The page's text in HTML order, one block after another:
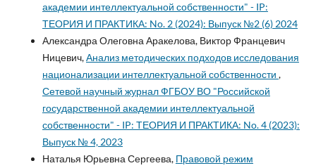
академии интеллектуальной собственности" - IP:
ТЕОРИЯ И ПРАКТИКА: No. 2 (2024): Выпуск №2 (6) 2024
Александра Олеговна Аракелова, Виктор Францевич
Ницевич,Анализ методических подходов исследования
национализации интеллектуальной собственности ,
Сетевой научный журнал ФГБОУ ВО "Российской
государственной академии интеллектуальной
собственности" - IP: ТЕОРИЯ И ПРАКТИКА: No. 4 (2023):
Выпуск № 4, 2023
Наталья Юрьевна Сергеева, Правовой режим